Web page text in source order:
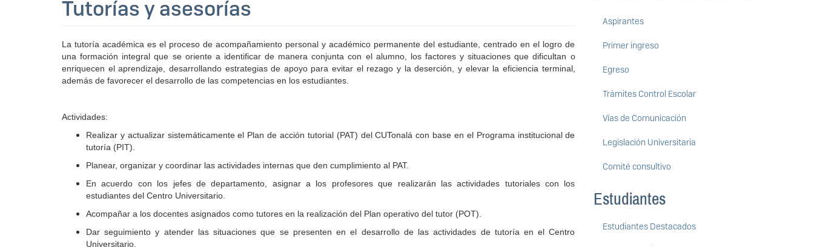
Tutorías y asesorías
La tutoría académica es el proceso de acompañamiento personal y académico permanente del estudiante, centrado en el logro de
una formación integral que se oriente a identificar de manera conjunta con el alumno, los factores y situaciones que dificultan o
enriquecen el aprendizaje, desarrollando estrategias de apoyo para evitar el rezago y la deserción, y elevar la eficiencia terminal,
además de favorecer el desarrollo de las competencias en los estudiantes.
Actividades:
Realizar y actualizar sistemáticamente el Plan de acción tutorial (PAT) del CUTonalá con base en el Programa institucional de
tutoría (PIT).
Planear, organizar y coordinar las actividades internas que den cumplimiento al PAT.
En acuerdo con los jefes de departamento, asignar a los profesores que realizarán las actividades tutoriales con los
estudiantes del Centro Universitario.
Acompañar a los docentes asignados como tutores en la realización del Plan operativo del tutor (POT).
Dar seguimiento y atender las situaciones que se presenten en el desarrollo de las actividades de tutoría en el Centro
Universitario.
Aspirantes
Primer ingreso
Egreso
Trámites Control Escolar
Vías de Comunicación
Legislación Universitaria
Comité consultivo
Estudiantes
Estudiantes Destacados